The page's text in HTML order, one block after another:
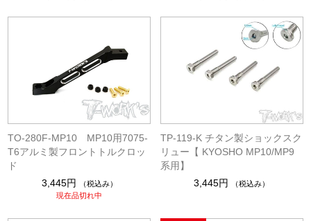
TO-280F-MP10 MP10用7075-
T6アルミ製フロントトルクロッ
ド
3,445円
（税込み）
現在品切れ中
TP-119-K チタン製ショックスク
リュー【 KYOSHO MP10/MP9
系用】
3,445円
（税込み）